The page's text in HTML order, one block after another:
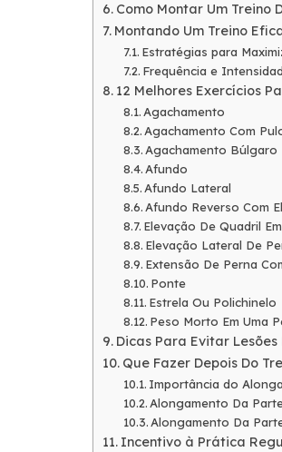
Como Montar Um Treino
Montando Um Treino
Estratégias para
Frequência e
12 Melhores Exercícios
Agachamento
Agachamento Com
Agachamento Búlgaro
Afundo
Afundo Lateral
Afundo Reverso Com
Elevação De Quadril
Elevação Lateral De
Extensão De Perna
Ponte
Estrela Ou Polichinelo
Peso Morto Em Uma
Dicas Para Evitar
Que Fazer Depois Do
Importância do
Alongamento Da
Alongamento Da
Incentivo à Prática